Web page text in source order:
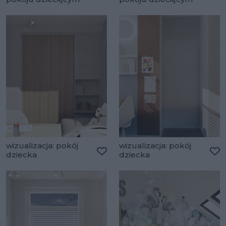
Dodaj do ulubionych
wizualizacja: pokój
dziecka
wizualizacja: pokój
dziecka